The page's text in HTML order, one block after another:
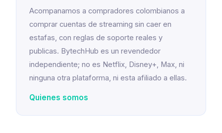
Acompanamos a compradores colombianos a
comprar cuentas de streaming sin caer en
estafas, con reglas de soporte reales y
publicas. BytechHub es un revendedor
independiente; no es Netflix, Disney+, Max, ni
ninguna otra plataforma, ni esta afiliado a ellas.
Quienes somos